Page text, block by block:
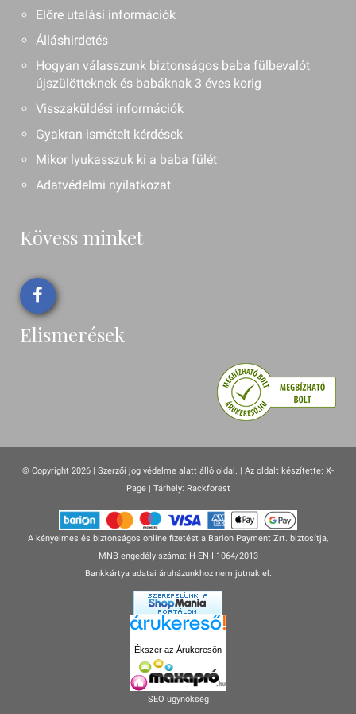
Előre utalási információk
Álláshirdetés
Hogyan válasszunk biztonságos baba fülbevalót
újszülötteknek és babáknak 3 éves korig
Visszaküldési információk
Gyakran ismételt kérdések
Mikor lyukasszuk ki a baba fülét
Adatvédelmi nyilatkozat
Kövess minket
Elismerések
© Copyright 2026 | Szerzői jog védelme alatt álló oldal. | Az oldalt készítette: X-
Page| Tárhely: Rackforest
A kényelmes és biztonságos online fizetést a Barion Payment Zrt. biztosítja,
MNB engedély száma: H-EN-I-1064/2013
Bankkártya adatai áruházunkhoz nem jutnak el.
Ékszer az Árukeresőn
SEO ügynökség